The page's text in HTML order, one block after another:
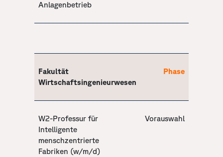
Anlagenbetrieb
Fakultät
Wirtschaftsingenieurwesen
Phase
W2-Professur für
Intelligente
menschzentrierte
Fabriken (w/m/d)
Vorauswahl